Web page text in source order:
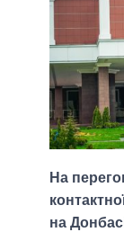
На
на